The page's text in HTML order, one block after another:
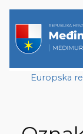
Europska